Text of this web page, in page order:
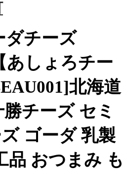
ダチーズ
あしょろチー
北海道
チーズ セミ
ゴーダ 乳製
品 おつまみ も